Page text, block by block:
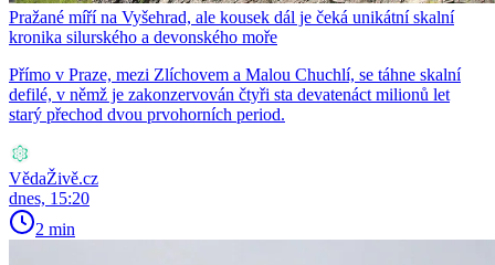
Pražané míří na Vyšehrad, ale kousek dál je čeká unikátní skalní
kronika silurského a devonského moře
Přímo v Praze, mezi Zlíchovem a Malou Chuchlí, se táhne skalní
defilé, v němž je zakonzervován čtyři sta devatenáct milionů let
starý přechod dvou prvohorních period.
VědaŽivě.cz
dnes, 15:20
2 min